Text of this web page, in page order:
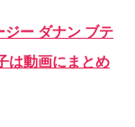
ジー ダナン ブテ
は動画にまとめ